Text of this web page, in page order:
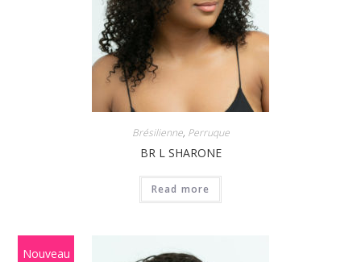
Brésilienne, Perruque
BR L SHARONE
Read more
Nouveau